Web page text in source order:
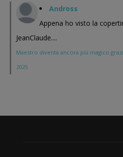
Andross
Appena ho visto la
JeanClaude....
Maestro diventa ancora più magico
2025